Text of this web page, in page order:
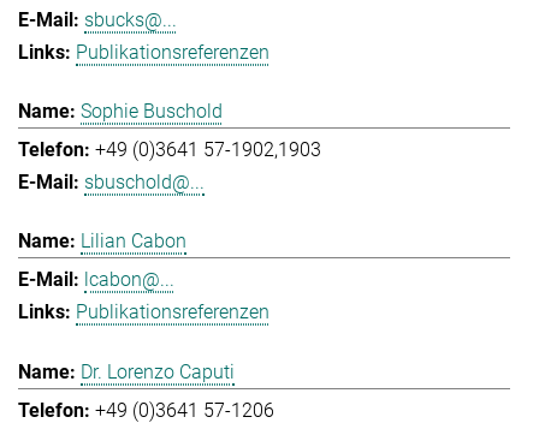
sbucks@...
Publikationsreferenzen
Sophie Buschold
+49 (0)3641 57-1902,1903
sbuschold@...
Lilian Cabon
lcabon@...
Publikationsreferenzen
Dr. Lorenzo Caputi
+49 (0)3641 57-1206